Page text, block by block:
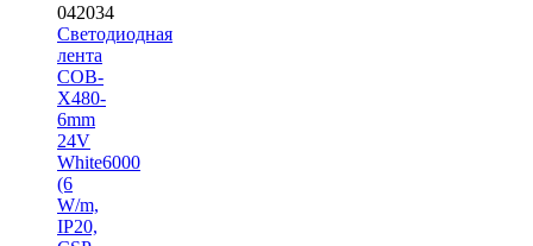
042034
Светодиодная
лента
COB-
X480-
6mm
24V
White6000
(6
W/m,
IP20,